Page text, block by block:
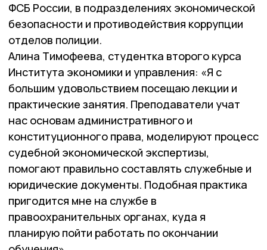
ФСБ России, в подразделениях экономической
безопасности и противодействия коррупции
отделов полиции.
Алина Тимофеева, студентка второго курса
Института экономики и управления: «Я с
большим удовольствием посещаю лекции и
практические занятия. Преподаватели учат
нас основам административного и
конституционного права, моделируют процесс
судебной экономической экспертизы,
помогают правильно составлять служебные и
юридические документы. Подобная практика
пригодится мне на службе в
правоохранительных органах, куда я
планирую пойти работать по окончании